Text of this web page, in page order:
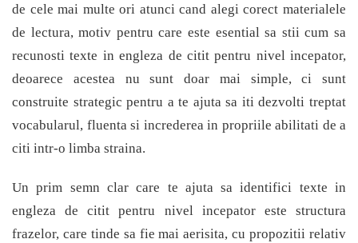
de cele mai multe ori atunci cand alegi corect materialele
de lectura, motiv pentru care este esential sa stii cum sa
recunosti texte in engleza de citit pentru nivel incepator,
deoarece acestea nu sunt doar mai simple, ci sunt
construite strategic pentru a te ajuta sa iti dezvolti treptat
vocabularul, fluenta si increderea in propriile abilitati de a
citi intr-o limba straina.
Un prim semn clar care te ajuta sa identifici texte in
engleza de citit pentru nivel incepator este structura
frazelor, care tinde sa fie mai aerisita, cu propozitii relativ